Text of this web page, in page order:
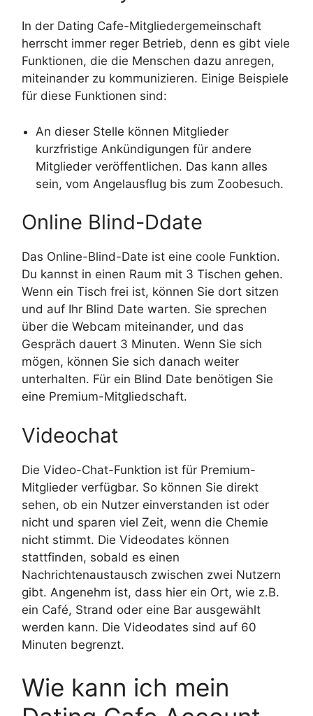
In der Dating Cafe-Mitgliedergemeinschaft
herrscht immer reger Betrieb, denn es gibt viele
Funktionen, die die Menschen dazu anregen,
miteinander zu kommunizieren. Einige Beispiele
für diese Funktionen sind:
An dieser Stelle können Mitglieder
kurzfristige Ankündigungen für andere
Mitglieder veröffentlichen. Das kann alles
sein, vom Angelausflug bis zum Zoobesuch.
Online Blind-Ddate
Das Online-Blind-Date ist eine coole Funktion.
Du kannst in einen Raum mit 3 Tischen gehen.
Wenn ein Tisch frei ist, können Sie dort sitzen
und auf Ihr Blind Date warten. Sie sprechen
über die Webcam miteinander, und das
Gespräch dauert 3 Minuten. Wenn Sie sich
mögen, können Sie sich danach weiter
unterhalten. Für ein Blind Date benötigen Sie
eine Premium-Mitgliedschaft.
Videochat
Die Video-Chat-Funktion ist für Premium-
Mitglieder verfügbar. So können Sie direkt
sehen, ob ein Nutzer einverstanden ist oder
nicht und sparen viel Zeit, wenn die Chemie
nicht stimmt. Die Videodates können
stattfinden, sobald es einen
Nachrichtenaustausch zwischen zwei Nutzern
gibt. Angenehm ist, dass hier ein Ort, wie z.B.
ein Café, Strand oder eine Bar ausgewählt
werden kann. Die Videodates sind auf 60
Minuten begrenzt.
Wie kann ich mein